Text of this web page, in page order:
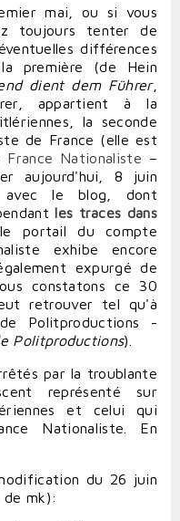
mai, ou si vous
toujours tenter de
différences
première (de Hein
dient dem Führer,
appartient à la
la seconde
de France (elle est
Nationaliste –
aujourd'hui, 8 juin
le blog, dont
les traces dans
le portail du compte
exhibe encore
expurgé de
constatons ce 30
retrouver tel qu'à
de Politproductions -
Politproductions).
par la troublante
représenté sur
et celui qui
Nationaliste. En
du 26 juin
mk):